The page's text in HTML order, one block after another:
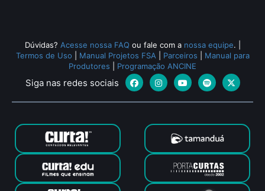
Dúvidas? Acesse nossa FAQ ou fale com a nossa equipe.
Termos de Uso
Manual Projetos FSA Parceiros
Manual para
Produtores
Programação ANCINE
Siga nas redes sociais